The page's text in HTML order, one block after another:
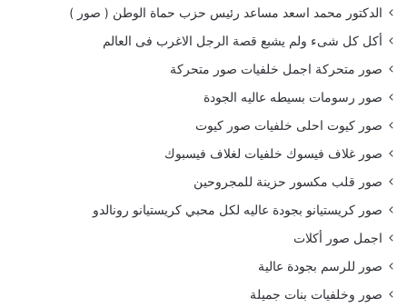
الدكتور محمد اسعد مساعد رئيس حزب حماة الوطن ( صور )
أكل كل شىء ولم يشبع قصة الرجل الاغرب فى العالم
صور متحركة اجمل خلفيات صور متحركة
صور رسومات بسيطه عاليه الجودة
صور كيوت احلى خلفيات صور كيوت
صور غلاف فيسوك خلفيات لغلاف فيسبوك
صور قلب مكسور حزينة للمجروحين
صور كريستيانو بجودة عاليه لكل محبي كريستيانو رونالدو
اجمل صور أكلات
صور للرسم بجودة عالية
صور وخلفيات بنات جميلة